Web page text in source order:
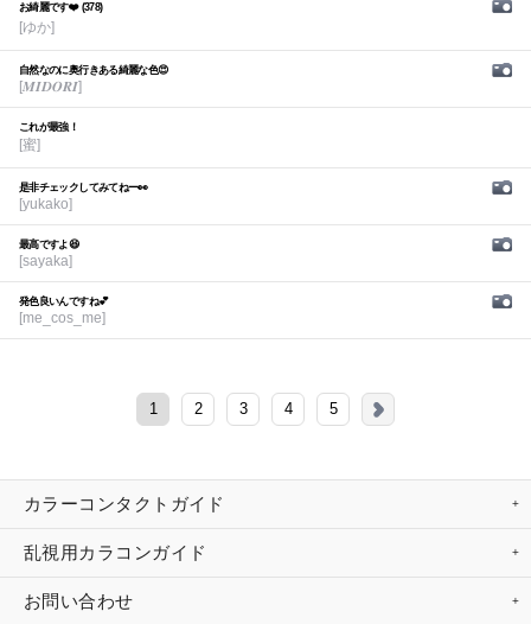
お綺麗です❤️ (378)
[ゆか]
自然なのに奥行きある綺麗な色😍
[𝑴𝑰𝑫𝑶𝑹𝑰]
これが最強！
[蜜]
是非チェックしてみてねー👀
[yukako]
最高ですよ😆
[sayaka]
発色良いんですね💕︎
[me_cos_me]
1 2 3 4 5
カラーコンタクトガイド
乱視用カラコンガイド
お問い合わせ